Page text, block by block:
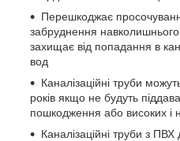
Перешкоджає
забруднення
захищає від попадання в
вод
Каналізаційні труби
років якщо не будуть
пошкодження або високих і
Каналізаційні труби з